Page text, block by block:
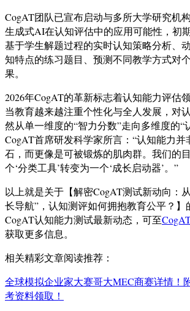
CogAT团队已宣布启动与多所大学研究机
生成式AI在认知评估中的应用可能性，初
基于学生解题过程的实时认知策略分析、
知特点的练习题目、预测不同教学方式对
果。
2026年CogAT的革新标志着认知能力评估
当教育越来越注重个性化与全人发展，对
然从单一维度的“智力分数”走向多维度的“
CogAT首席研发科学家所言：“认知能力并
石，而更像是可被锻炼的肌肉群。我们的
个‘分类工具’转变为一个‘成长启动器’。”
以上就是关于【解密CogAT测试新动向：
长导航”，认知测评如何拥抱教育公平？】
CogAT认知能力测试最新动态，可至
获取更多信息。
相关精彩文章阅读推荐：
全球模拟企业家大赛哥大MEC商赛详情！
考资料领取！